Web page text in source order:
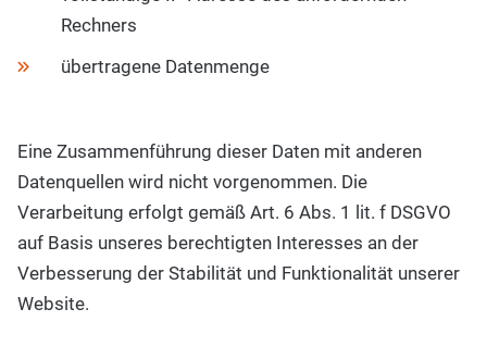
Rechners
übertragene Datenmenge
Eine Zusammenführung dieser Daten mit anderen
Datenquellen wird nicht vorgenommen. Die
Verarbeitung erfolgt gemäß Art. 6 Abs. 1 lit. f DSGVO
auf Basis unseres berechtigten Interesses an der
Verbesserung der Stabilität und Funktionalität unserer
Website.